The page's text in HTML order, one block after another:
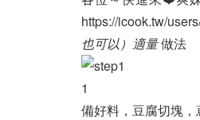
https://icook.tw/
也可以） 適量做法
1
備好料，豆腐切塊，